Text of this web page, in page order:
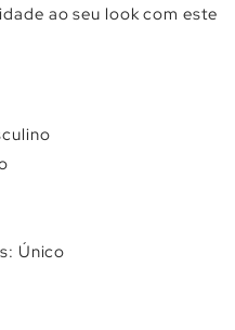
ao seu look com este
Único